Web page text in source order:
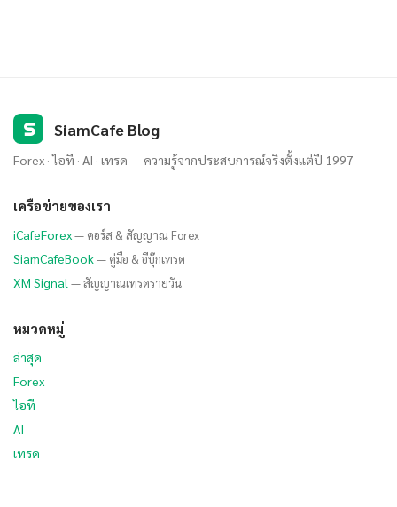
S SiamCafe Blog
Forex · ไอที · AI · เทรด — ความรู้จากประสบการณ์จริงตั้งแต่ปี 1997
เครือข่ายของเรา
iCafeForex— คอร์ส & สัญญาณ Forex
SiamCafeBook— คู่มือ & อีบุ๊กเทรด
XM Signal — สัญญาณเทรดรายวัน
หมวดหมู่
ล่าสุด
Forex
ไอที
AI
เทรด